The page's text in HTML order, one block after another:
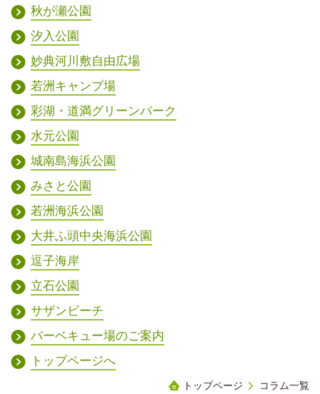
秋が瀬公園
汐入公園
妙典河川敷自由広場
若洲キャンプ場
彩湖・道満グリーンパーク
水元公園
城南島海浜公園
みさと公園
若洲海浜公園
大井ふ頭中央海浜公園
逗子海岸
立石公園
サザンビーチ
バーベキュー場のご案内
トップページへ
トップページ コラム一覧